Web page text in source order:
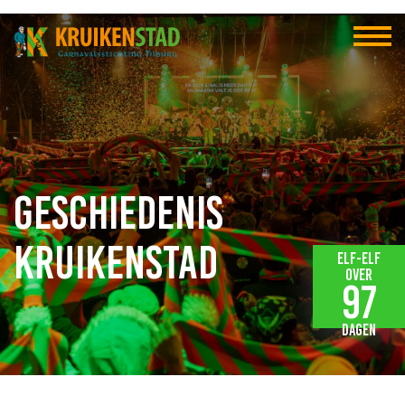
Geschiedenis
Kruikenstad
Elf-elf
over
97
dagen